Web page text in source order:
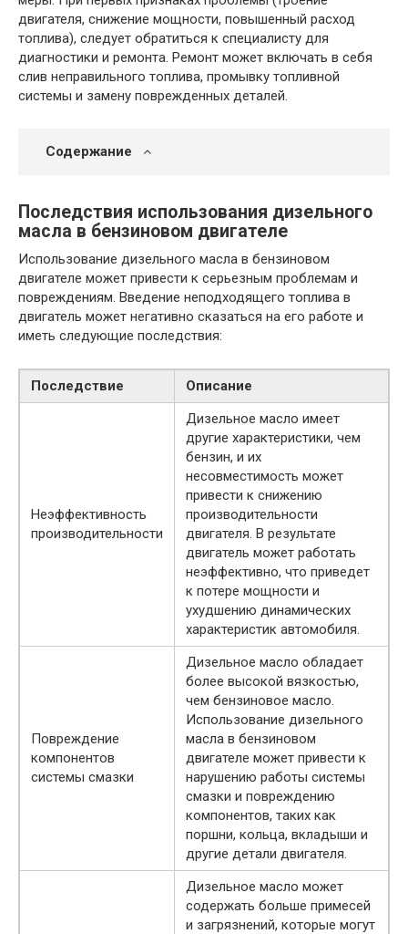
двигателя, снижение мощности, повышенный расход
топлива), следует обратиться к специалисту для
диагностики и ремонта. Ремонт может включать в себя
слив неправильного топлива, промывку топливной
системы и замену поврежденных деталей.
Содержание
Последствия использования дизельного
масла в бензиновом двигателе
Использование дизельного масла в бензиновом
двигателе может привести к серьезным проблемам и
повреждениям. Введение неподходящего топлива в
двигатель может негативно сказаться на его работе и
иметь следующие последствия:
Последствие Описание
Неэффективность
производительности
Дизельное масло имеет
другие характеристики, чем
бензин, и их
несовместимость может
привести к снижению
производительности
двигателя. В результате
двигатель может работать
неэффективно, что приведет
к потере мощности и
ухудшению динамических
характеристик автомобиля.
Повреждение
компонентов
системы смазки
Дизельное масло обладает
более высокой вязкостью,
чем бензиновое масло.
Использование дизельного
масла в бензиновом
двигателе может привести к
нарушению работы системы
смазки и повреждению
компонентов, таких как
поршни, кольца, вкладыши и
другие детали двигателя.
Дизельное масло может
содержать больше примесей
и загрязнений, которые могут